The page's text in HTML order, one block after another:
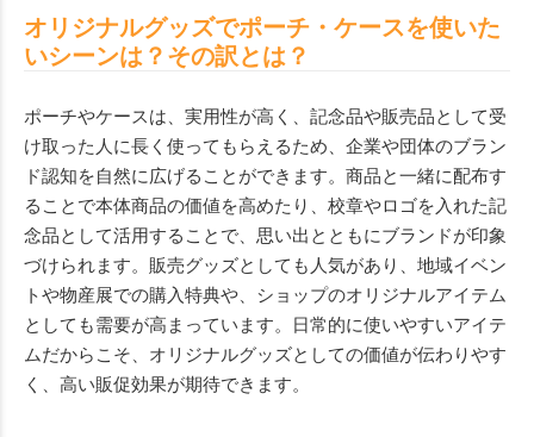
オリジナルグッズでポーチ・ケースを使いた
いシーンは？その訳とは？
ポーチやケースは、実用性が高く、記念品や販売品として受
け取った人に長く使ってもらえるため、企業や団体のブラン
ド認知を自然に広げることができます。商品と一緒に配布す
ることで本体商品の価値を高めたり、校章やロゴを入れた記
念品として活用することで、思い出とともにブランドが印象
づけられます。販売グッズとしても人気があり、地域イベン
トや物産展での購入特典や、ショップのオリジナルアイテム
としても需要が高まっています。日常的に使いやすいアイテ
ムだからこそ、オリジナルグッズとしての価値が伝わりやす
く、高い販促効果が期待できます。